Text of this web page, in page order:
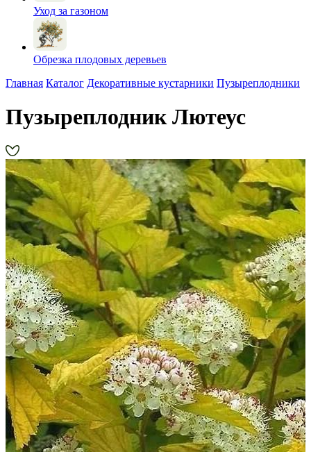
Уход за газоном
Обрезка плодовых деревьев
Главная Каталог Декоративные кустарники Пузыреплодники
Пузыреплодник Лютеус